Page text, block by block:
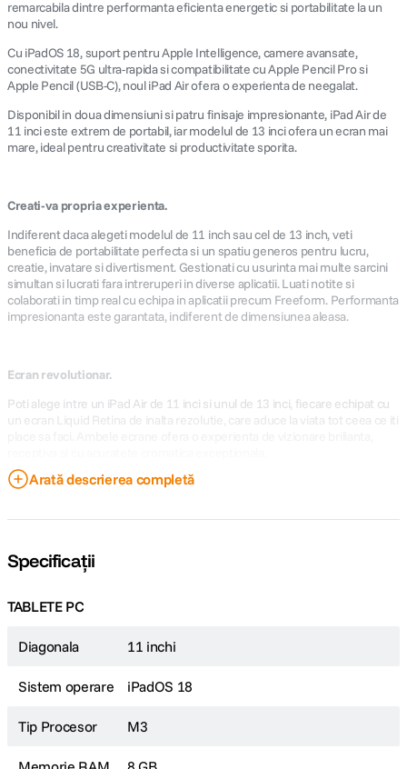
remarcabila dintre performanta eficienta energetic si portabilitate la un
nou nivel.
Cu iPadOS 18, suport pentru Apple Intelligence, camere avansate,
conectivitate 5G ultra-rapida si compatibilitate cu Apple Pencil Pro si
Apple Pencil (USB-C), noul iPad Air ofera o experienta de neegalat.
Disponibil in doua dimensiuni si patru finisaje impresionante, iPad Air de
11 inci este extrem de portabil, iar modelul de 13 inci ofera un ecran mai
mare, ideal pentru creativitate si productivitate sporita.
Creati-va propria experienta.
Indiferent daca alegeti modelul de 11 inch sau cel de 13 inch, veti
beneficia de portabilitate perfecta si un spatiu generos pentru lucru,
creatie, invatare si divertisment. Gestionati cu usurinta mai multe sarcini
simultan si lucrati fara intreruperi in diverse aplicatii. Luati notite si
colaborati in timp real cu echipa in aplicatii precum Freeform. Performanta
impresionanta este garantata, indiferent de dimensiunea aleasa.
Ecran revolutionar.
Poti alege intre un iPad Air de 11 inci si unul de 13 inci, fiecare echipat cu
un ecran Liquid Retina de inalta rezolutie, care aduce la viata tot ceea ce iti
Stratul antireflex si tehnologia True Tone asigura claritate impecabila a
Arată descrierea completă
Specificații
TABLETE PC
Diagonala 11 inchi
Sistem operare iPadOS 18
Tip Procesor M3